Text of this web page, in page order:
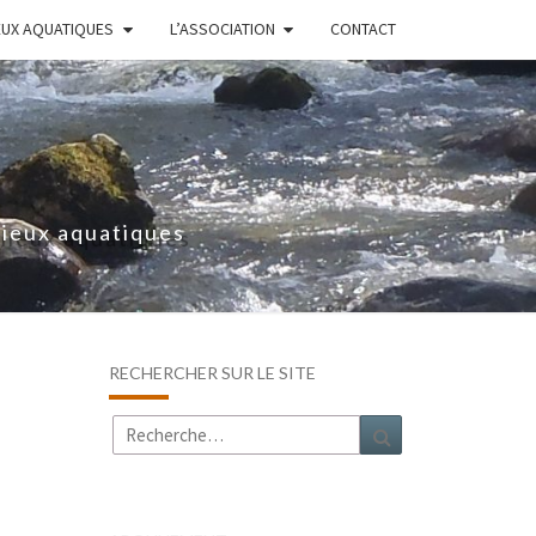
AQUATIQUES L’ASSOCIATION CONTACT
aquatiques
RECHERCHER SUR LE SITE
Rechercher :